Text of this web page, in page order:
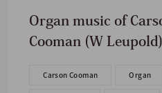
Organ music of
Cooman (W Leupold)
Carson Cooman Organ